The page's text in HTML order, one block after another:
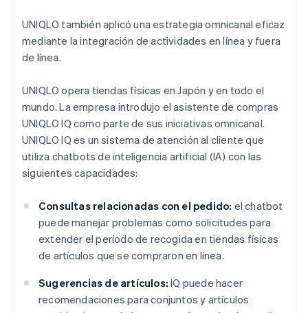
UNIQLO también aplicó una estrategia omnicanal eficaz
mediante la integración de actividades en línea y fuera
de línea.
UNIQLO opera tiendas físicas en Japón y en todo el
mundo. La empresa introdujo el asistente de compras
UNIQLO IQ como parte de sus iniciativas omnicanal.
UNIQLO IQ es un sistema de atención al cliente que
utiliza chatbots de inteligencia artificial (IA) con las
siguientes capacidades:
Consultas relacionadas con el pedido: el chatbot
puede manejar problemas como solicitudes para
extender el período de recogida en tiendas físicas
de artículos que se compraron en línea.
Sugerencias de artículos: IQ puede hacer
recomendaciones para conjuntos y artículos